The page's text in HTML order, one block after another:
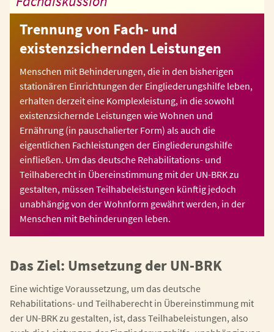
Trennung von Fach- und
existenzsichernden Leistungen
Menschen mit Behinderungen, die in den bisherigen
stationären Einrichtungen der Eingliederungshilfe leben,
erhalten derzeit eine Komplexleistung, in die sowohl
existenzsichernde Leistungen wie Wohnen und
Ernährung (in pauschalierter Form) als auch die
eigentlichen Fachleistungen der Eingliederungshilfe
einfließen. Um das deutsche Rehabilitations- und
Teilhaberecht in Übereinstimmung mit der UN-BRK zu
gestalten, müssen Teilhabeleistungen künftig jedoch
unabhängig von der Wohnform gewährt werden, in der
Menschen mit Behinderungen leben.
Das Ziel: Umsetzung der UN-BRK
Eine wichtige Voraussetzung, um das deutsche
Rehabilitations- und Teilhaberecht in Übereinstimmung mit
der UN-BRK zu gestalten, ist, dass Teilhabeleistungen, also